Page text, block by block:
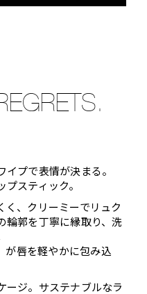
プで表情が決まる。
スティック。
く、クリーミーでリュク
輪郭を丁寧に縁取り、洗
が唇を軽やかに包み込
ージ。サステナブルなラ